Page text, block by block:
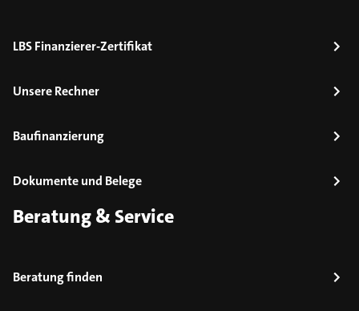
LBS Finanzierer-Zertifikat
Unsere Rechner
Baufinanzierung
Dokumente und Belege
Beratung & Service
Beratung finden